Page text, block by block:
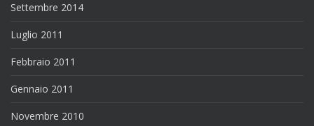
Settembre 2014
Luglio 2011
Febbraio 2011
Gennaio 2011
Novembre 2010